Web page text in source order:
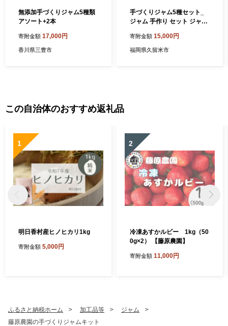
無添加手づくりジャム5種類
アソート+2本
寄附金額 17,000円
香川県三豊市
手づくりジャム5種セット_
ジャム 手作り セット ジャム
う コンフィチュール いちじ
く もも 抹茶 ミルク 保存料
寄附金額 15,000円
福岡県久留米市
この自治体のおすすめ返礼品
1
明日香村産ヒノヒカリ1kg
寄附金額 5,000円
2
冷凍あすかルビー 1kg（50
0g×2） 【藤原農園】
寄附金額 11,000円
ふるさと納税ホーム 加工品等
ジャム
藤原農園の手づくりジャムキット